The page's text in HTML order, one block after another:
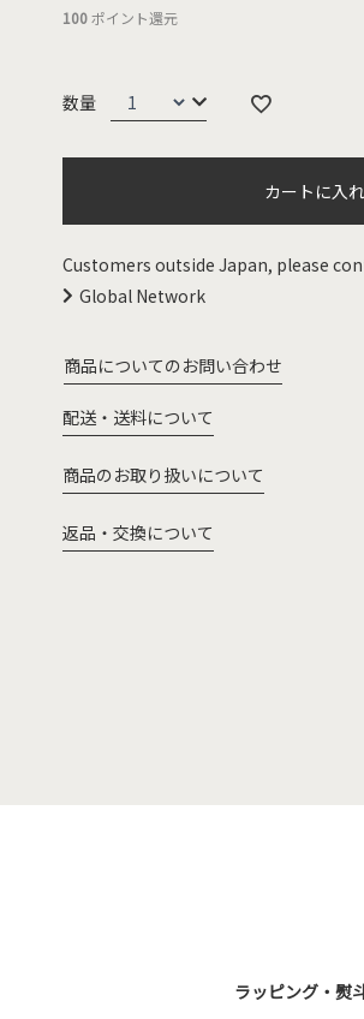
100ポイント還元
カートに入
Customers outside Japan, please
Global Network
商品についてのお問い合わせ
配送・送料について
商品のお取り扱いについて
返品・交換について
ラッピング・熨